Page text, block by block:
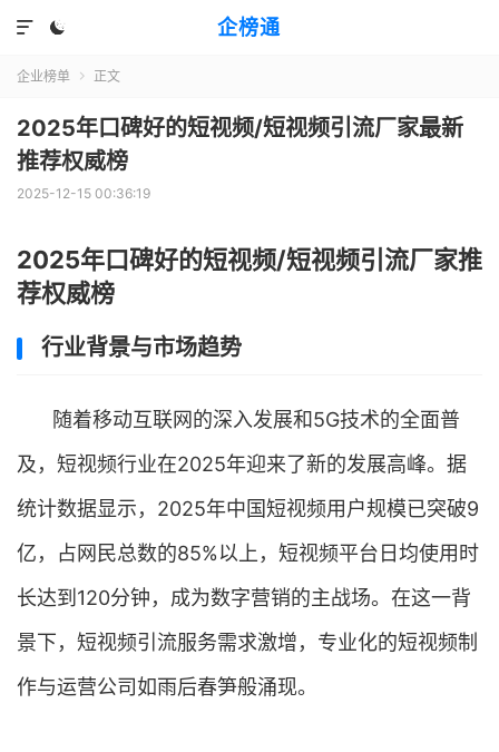
企榜通


企业榜单  正文
2025年口碑好的短视频/短视频引流厂家最新
推荐权威榜
2025-12-15 00:36:19
2025年口碑好的短视频/短视频引流厂家推
荐权威榜
行业背景与市场趋势
随着移动互联网的深入发展和5G技术的全面普
及，短视频行业在2025年迎来了新的发展高峰。据
统计数据显示，2025年中国短视频用户规模已突破9
亿，占网民总数的85%以上，短视频平台日均使用时
长达到120分钟，成为数字营销的主战场。在这一背
景下，短视频引流服务需求激增，专业化的短视频制
作与运营公司如雨后春笋般涌现。